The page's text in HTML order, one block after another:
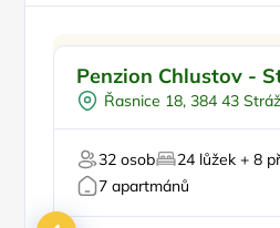
Dětské hřiště
Sauna
Mini Zoo
U lesa
Penzion Chlustov -
Řasnice 18, 384 43
32 osob
24 lůžek + 8
7 apartmánů